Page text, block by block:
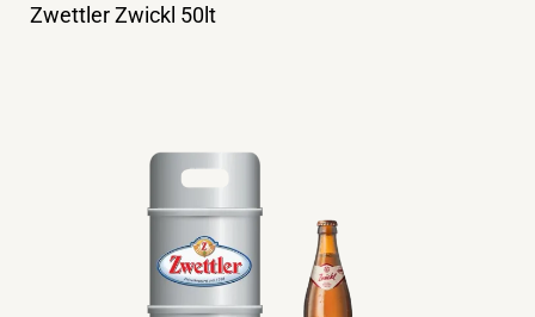
Zwettler Zwickl 50lt